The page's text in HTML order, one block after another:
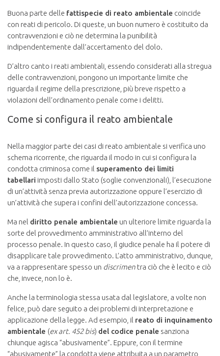
Buona parte delle fattispecie di reato ambientale coincide
con reati di pericolo. Di queste, un buon numero è costituito da
contravvenzioni e ciò ne determina la punibilità
indipendentemente dall’accertamento del dolo.
D’altro canto i reati ambientali, essendo considerati alla stregua
delle contravvenzioni, pongono un importante limite che
riguarda il regime della prescrizione, più breve rispetto a
violazioni dell’ordinamento penale come i delitti.
Come si configura il reato ambientale
Nella maggior parte dei casi di reato ambientale si verifica uno
schema ricorrente, che riguarda il modo in cui si configura la
condotta criminosa come il superamento dei limiti
tabellari imposti dallo Stato (soglie convenzionali), l’esecuzione
di un’attività senza previa autorizzazione oppure l’esercizio di
un’attività che supera i confini dell’autorizzazione concessa.
Ma nel diritto penale ambientale un ulteriore limite riguarda la
sorte del provvedimento amministrativo all’interno del
processo penale. In questo caso, il giudice penale ha il potere di
disapplicare tale provvedimento. L’atto amministrativo, dunque,
va a rappresentare spesso un discrimen tra ciò che è lecito e ciò
che, invece, non lo è.
Anche la terminologia stessa usata dal legislatore, a volte non
felice, può dare seguito a dei problemi di interpretazione e
applicazione della legge. Ad esempio, il reato di inquinamento
ambientale (ex art. 452 bis) del codice penale sanziona
chiunque agisca “abusivamente”. Eppure, con il termine
“abusivamente” la condotta viene attribuita a un parametro